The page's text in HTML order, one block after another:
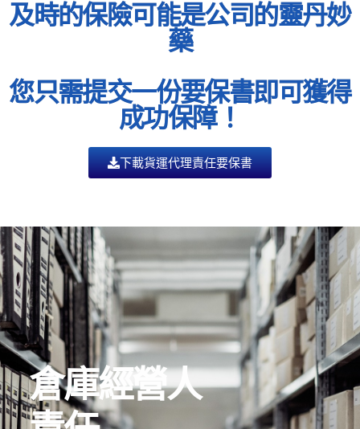
及時的保險可能是公司的靈丹妙
藥
您只需提交一份要保書即可獲得
成功保障！
下載貨運代理責任要保書
倉庫經營人